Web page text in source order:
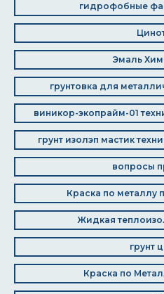
гидрофобные
Эмаль
грунтовка для
виникор-экопрайм-01
грунт изолэп мастик
вопросы
Краска по металлу
Жидкая
грунт
Краска по